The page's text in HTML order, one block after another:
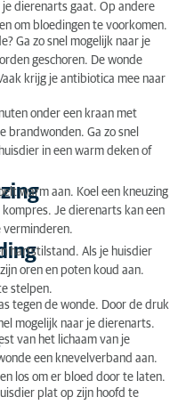
dierenarts gaat. Op andere
om bloedingen te voorkomen.
Ga zo snel mogelijk naar je
geschoren. De wonde
krijg je antibiotica mee naar
onder een kraan met
brandwonden. Ga zo snel
in een warm deken of
warm aan. Koel een kneuzing
Je dierenarts kan een
verminderen.
hartstilstand. Als je huisdier
oren en poten koud aan.
stelpen.
tegen de wonde. Door de druk
mogelijk naar je dierenarts.
van het lichaam van je
een knevelverband aan.
los om er bloed door te laten.
plat op zijn hoofd te